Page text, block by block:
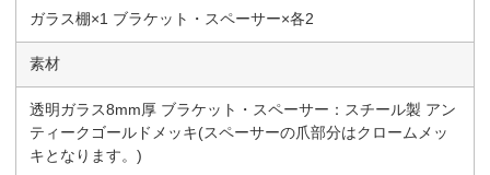
ガラス棚×1 ブラケット・スペーサー×各2
素材
透明ガラス8mm厚 ブラケット・スペーサー：スチール製 アン
ティークゴールドメッキ(スペーサーの爪部分はクロームメッ
キとなります。)